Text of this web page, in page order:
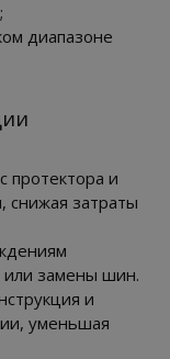
диапазоне
протектора и
снижая затраты
или замены шин.
и
уменьшая